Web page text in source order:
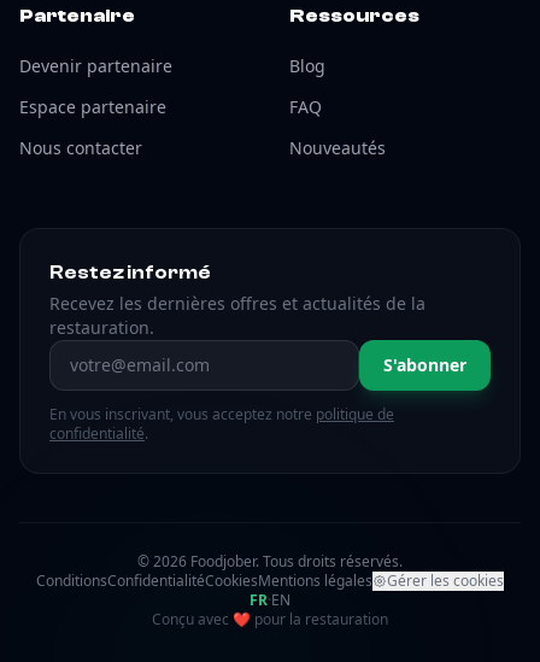
Partenaire
Devenir partenaire
Espace partenaire
Nous contacter
Ressources
Blog
FAQ
Nouveautés
Restez informé
Recevez les dernières offres et actualités de la
restauration.
Adresse email S'abonner
En vous inscrivant, vous acceptez notre politique de
confidentialité.
© 2026 Foodjober. Tous droits réservés.
ConditionsConfidentialitéCookiesMentions légales
Gérer les cookies
FR·EN
Conçu avec ❤ amour
pour la restauration